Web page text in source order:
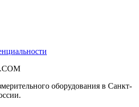
.COM
оборудования в Санкт-